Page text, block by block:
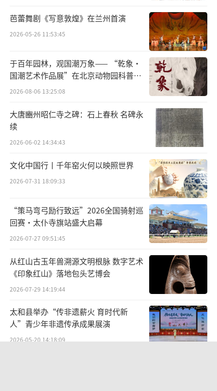
芭蕾舞剧《写意敦煌》在兰州首演
2026-05-26 11:53:45
于百年园林，观国潮万象—— “乾象·
国潮艺术作品展”在北京动物园科普馆
机动展厅开展
2026-08-06 13:25:08
大唐豳州昭仁寺之碑：石上春秋 名碑永
续
2026-06-02 14:34:43
文化中国行丨千年窑火何以映照世界
2026-07-31 18:09:33
“策马弯弓励行致远”2026全国骑射巡
回赛·太仆寺旗站盛大启幕
2026-07-27 09:51:45
从红山古玉年兽溯源文明根脉 数字艺术
《印象红山》落地包头艺博会
2026-07-29 14:19:44
太和县举办“传非遗薪火 育时代新
人”青少年非遗传承成果展演
2026-05-20 14:18:09